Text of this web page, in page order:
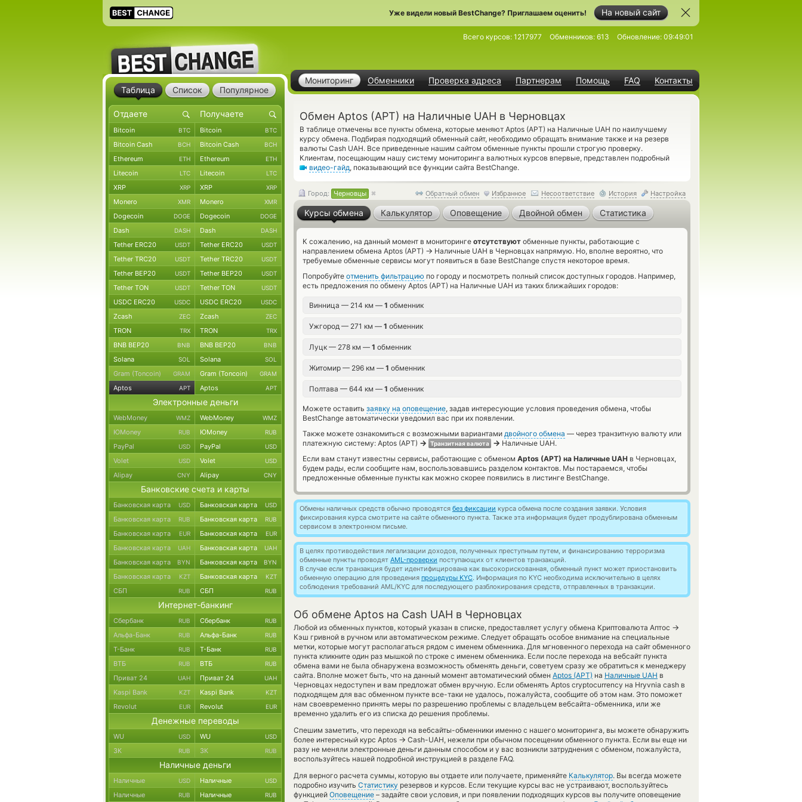
На новый сайт
Уже видели новый BestChange? Приглашаем оценить!
Мониторинг Обменники Проверка адреса Партнерам Помощь FAQ Контакты
Всего курсов: 1217977 Обменников: 613 Обновление: 09:49:01
Обмен Aptos (APT) на Наличные UAH в Черновцах
В таблице отмечены все пункты обмена, которые меняют Aptos (APT) на Наличные UAH по наилучшему
курсу обмена. Подбирая подходящий обменный сайт, необходимо обращать внимание также и на резерв
валюты Cash UAH. Все приведенные нашим сайтом обменные пункты прошли строгую проверку.
Клиентам, посещающим нашу систему мониторинга валютных курсов впервые, представлен подробный
видео-гайд, показывающий все функции сайта BestChange.
Обратный обмен Избранное Несоответствие История Настройка
Город: Черновцы
Курсы обмена Калькулятор Оповещение Двойной обмен Статистика
К сожалению, на данный момент в мониторинге отсутствуют обменные пункты, работающие с
направлением обмена Aptos (APT) → Наличные UAH в Черновцах напрямую. Но, вполне вероятно, что
требуемые обменные сервисы могут появиться в базе BestChange спустя некоторое время.
Попробуйте отменить фильтрацию по городу и посмотреть полный список доступных городов. Например,
есть предложения по обмену Aptos (APT) на Наличные UAH из таких ближайших городов:
Винница — 214 км — 1 обменник
Ужгород — 271 км — 1 обменник
Луцк — 278 км — 1 обменник
Житомир — 296 км — 1 обменник
Полтава — 644 км — 1 обменник
Можете оставить заявку на оповещение, задав интересующие условия проведения обмена, чтобы
BestChange автоматически уведомил вас при их появлении.
Также можете ознакомиться с возможными вариантами двойного обмена — через транзитную валюту или
платежную систему: Aptos (APT) → Транзитная валюта → Наличные UAH.
Если вам станут известны сервисы, работающие с обменом Aptos (APT) на Наличные UAH в Черновцах,
будем рады, если сообщите нам, воспользовавшись разделом контактов. Мы постараемся, чтобы
предложенные обменные пункты как можно скорее появились в листинге BestChange.
Обмены наличных средств обычно проводятся без фиксации курса обмена после создания заявки. Условия
фиксирования курса смотрите на сайте обменного пункта. Также эта информация будет продублирована обменным
сервисом в электронном письме.
В целях противодействия легализации доходов, полученных преступным путем, и финансированию терроризма
обменные пункты проводят AML-проверки поступающих от клиентов транзакций.
В случае если транзакция будет идентифицирована как высокорискованная, обменный пункт может приостановить
обменную операцию для проведения процедуры KYC. Информация по KYC необходима исключительно в целях
соблюдения требований AML/KYC для последующего разблокирования средств, отправленных в транзакции.
Об обмене Aptos на Cash UAH в Черновцах
Любой из обменных пунктов, который указан в списке, предоставляет услугу обмена Криптовалюта Аптос →
Кэш гривной в ручном или автоматическом режиме. Следует обращать особое внимание на специальные
метки, которые могут располагаться рядом с именем обменника. Для мгновенного перехода на сайт обменного
пункта кликните один раз мышкой по строке с именем обменника. Если после перехода на вебсайт пункта
обмена вами не была обнаружена возможность обменять деньги, советуем сразу же обратиться к менеджеру
сайта. Вполне может быть, что на данный момент автоматический обмен Aptos (APT) на Наличные UAH в
Черновцах недоступен и вам предложат обмен вручную. Если обменять Aptos cryptocurrency на Hryvnia cash в
подходящем для вас обменном пункте все-таки не удалось, пожалуйста, сообщите об этом нам. Это поможет
нам своевременно принять меры по разрешению проблемы с владельцем вебсайта-обменника, или же
временно удалить его из списка до решения проблемы.
Спешим заметить, что переходя на вебсайты-обменники именно с нашего мониторинга, вы можете обнаружить
более интересный курс Aptos → Cash-UAH, нежели при обычном посещении обменного пункта. Если вы еще ни
разу не меняли электронные деньги данным способом и у вас возникли затруднения с обменом, пожалуйста,
воспользуйтесь нашей подробной инструкцией в разделе FAQ.
Для верного расчета суммы, которую вы отдаете или получаете, применяйте Калькулятор. Вы всегда можете
подробно изучить Статистику резервов и курсов. Если текущие курсы вас не устраивают, воспользуйтесь
функцией Оповещение – задайте свои условия, и при появлении подходящих курсов вы получите оповещение
Таблица Список Популярное
Bitcoin BTC Bitcoin BTC
Bitcoin Cash BCH Bitcoin Cash BCH
Ethereum ETH Ethereum ETH
Litecoin LTC Litecoin LTC
XRP XRP XRP XRP
Monero XMR Monero XMR
Dogecoin DOGE Dogecoin DOGE
Dash DASH Dash DASH
Tether ERC20 USDT Tether ERC20 USDT
Tether TRC20 USDT Tether TRC20 USDT
Tether BEP20 USDT Tether BEP20 USDT
Tether TON USDT Tether TON USDT
USDC ERC20 USDC USDC ERC20 USDC
Zcash ZEC Zcash ZEC
TRON TRX TRON TRX
BNB BEP20 BNB BNB BEP20 BNB
Solana SOL Solana SOL
Gram (Toncoin) GRAM Gram (Toncoin) GRAM
Aptos APT Aptos APT
Электронные деньги
WebMoney WMZ WebMoney WMZ
ЮMoney RUB ЮMoney RUB
PayPal USD PayPal USD
Volet USD Volet USD
Alipay CNY Alipay CNY
Банковские счета и карты
Банковская карта USD Банковская карта USD
Банковская карта RUB Банковская карта RUB
Банковская карта EUR Банковская карта EUR
Банковская карта UAH Банковская карта UAH
Банковская карта BYN Банковская карта BYN
Банковская карта KZT Банковская карта KZT
СБП RUB СБП RUB
Интернет-банкинг
Сбербанк RUB Сбербанк RUB
Альфа-Банк RUB Альфа-Банк RUB
Т-Банк RUB Т-Банк RUB
ВТБ RUB ВТБ RUB
Приват 24 UAH Приват 24 UAH
Kaspi Bank KZT Kaspi Bank KZT
Revolut EUR Revolut EUR
Денежные переводы
WU USD WU USD
ЗК RUB ЗК RUB
Наличные деньги
Наличные USD Наличные USD
Наличные RUB Наличные RUB